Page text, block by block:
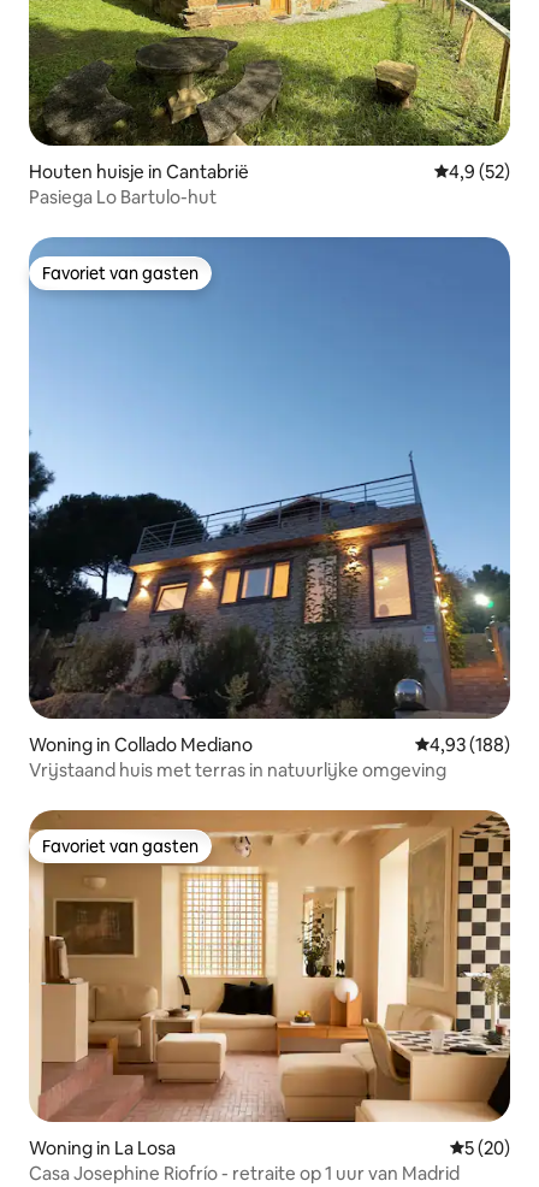
Houten huisje in Cantabrië
4,9 (52)
Pasiega Lo Bartulo-hut
Favoriet van gasten
Favoriet van gasten
Woning in Collado Mediano Gemiddelde
4,93 (188)
Vrijstaand huis met terras in natuurlijke omgeving
Favoriet van gasten
Favoriet van gasten
Woning in La Losa
5 (20)
Casa Josephine Riofrío - retraite op 1 uur van Madrid